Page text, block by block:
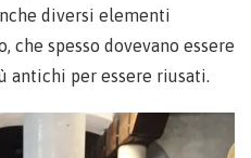
diversi elementi
che spesso dovevano essere
per essere riusati.